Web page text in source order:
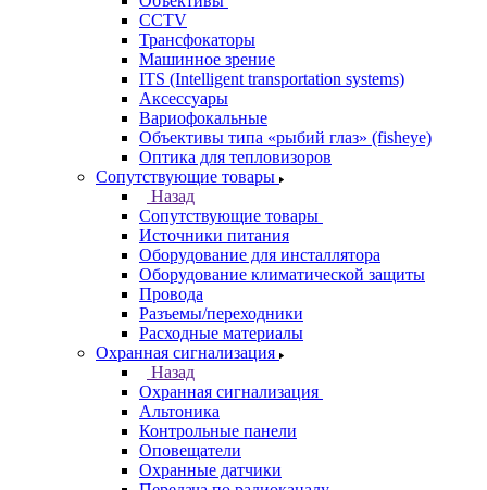
CCTV
Трансфокаторы
Машинное зрение
ITS (Intelligent transportation systems)
Аксессуары
Вариофокальные
Объективы типа «рыбий глаз» (fisheye)
Оптика для тепловизоров
Сопутствующие товары
Назад
Сопутствующие товары
Источники питания
Оборудование для инсталлятора
Оборудование климатической защиты
Провода
Разъемы/переходники
Расходные материалы
Охранная сигнализация
Назад
Охранная сигнализация
Альтоника
Контрольные панели
Оповещатели
Охранные датчики